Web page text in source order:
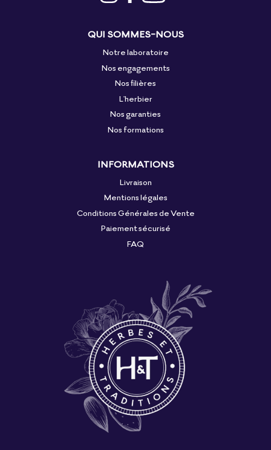
QUI SOMMES-NOUS
Notre laboratoire
Nos engagements
Nos filières
L'herbier
Nos garanties
Nos formations
INFORMATIONS
Livraison
Mentions légales
Conditions Générales de Vente
Paiement sécurisé
FAQ